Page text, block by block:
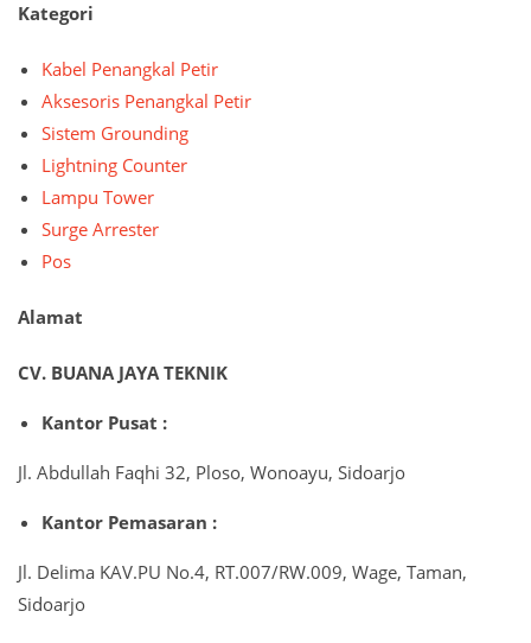
Kategori
Kabel Penangkal Petir
Aksesoris Penangkal Petir
Sistem Grounding
Lightning Counter
Lampu Tower
Surge Arrester
Pos
Alamat
CV. BUANA JAYA TEKNIK
Kantor Pusat :
Jl. Abdullah Faqhi 32, Ploso, Wonoayu, Sidoarjo
Kantor Pemasaran :
Jl. Delima KAV.PU No.4, RT.007/RW.009, Wage, Taman,
Sidoarjo